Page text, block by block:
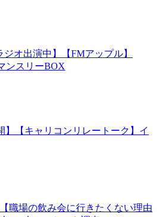
ジオ出演中】【FMアップル】
ンスリーBOX
】【キャリコンリレートーク】イ
職場の飲み会に行きたくない理由